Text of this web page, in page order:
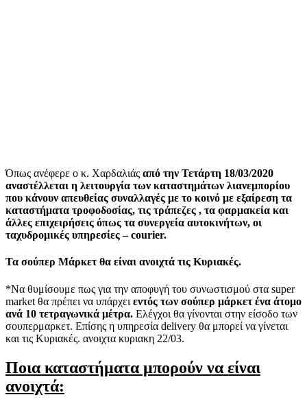
Όπως ανέφερε ο κ. Χαρδαλιάς από την Τετάρτη 18/03/2020
αναστέλλεται η λειτουργία των καταστημάτων λιανεμπορίου
που κάνουν απευθείας συναλλαγές με το κοινό με εξαίρεση τα
καταστήματα τροφοδοσίας, τις τράπεζες , τα φαρμακεία και
άλλες επιχειρήσεις όπως τα συνεργεία αυτοκινήτων, οι
ταχυδρομικές υπηρεσίες – courier.
Τα σούπερ Μάρκετ θα είναι ανοιχτά τις Κυριακές.
*Να θυμίσουμε πως για την αποφυγή του συνωστισμού στα super
market θα πρέπει να υπάρχει εντός των σούπερ μάρκετ ένα άτομο
ανά 10 τετραγωνικά μέτρα. Ελέγχοι θα γίνονται στην είσοδο των
σουπερμαρκετ. Επίσης η υπηρεσία delivery θα μπορεί να γίνεται
και τις Κυριακές. ανοιχτα κυριακη 22/03.
Ποια καταστήματα μπορούν να είναι
ανοιχτά: